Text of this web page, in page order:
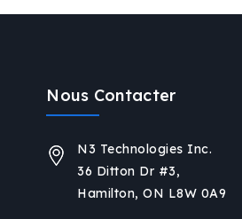
Nous Contacter
N3 Technologies Inc.
36 Ditton Dr #3,
Hamilton, ON L8W 0A9